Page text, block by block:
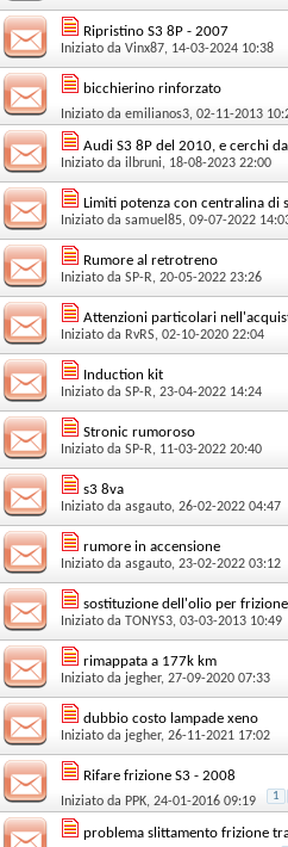
Ripristino S3 8P - 2007
Iniziato da Vinx87, 14-03-2024 10:38
bicchierino rinforzato
Iniziato da emilianos3, 02-11-2013
Audi S3 8P del 2010, e cerchi
Iniziato da ilbruni, 18-08-2023 22:00
Limiti potenza con centralina di
Iniziato da samuel85, 09-07-2022
Rumore al retrotreno
Iniziato da SP-R, 20-05-2022 23:26
Attenzioni particolari
Iniziato da RvRS, 02-10-2020 22:04
Induction kit
Iniziato da SP-R, 23-04-2022 14:24
Stronic rumoroso
Iniziato da SP-R, 11-03-2022 20:40
s3 8va
Iniziato da asgauto, 26-02-2022 04:47
rumore in accensione
Iniziato da asgauto, 23-02-2022 03:12
sostituzione dell'olio per
Iniziato da TONYS3, 03-03-2013 10:49
rimappata a 177k km
Iniziato da jegher, 27-09-2020 07:33
dubbio costo lampade xeno
Iniziato da jegher, 26-11-2021 17:02
Rifare frizione S3 - 2008
Iniziato da PPK, 24-01-2016 09:19 1
problema slittamento frizione